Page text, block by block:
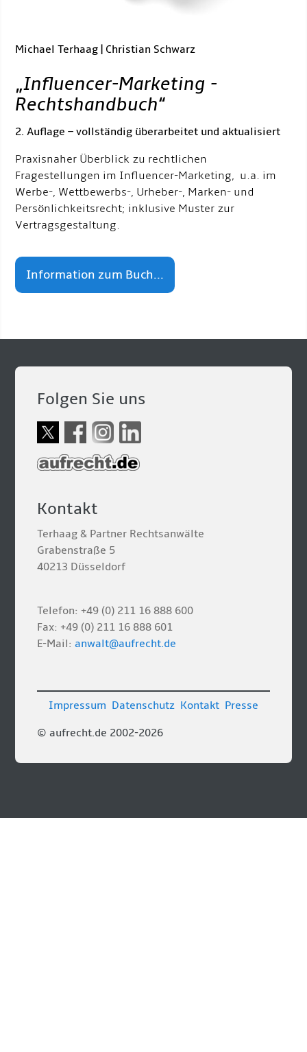
Michael Terhaag | Christian Schwarz
„Influencer-Marketing -
Rechtshandbuch“
2. Auflage – vollständig überarbeitet und aktualisiert
Praxisnaher Überblick zu rechtlichen
Fragestellungen im Influencer-Marketing, u.a. im
Werbe-, Wettbewerbs-, Urheber-, Marken- und
Persönlichkeitsrecht; inklusive Muster zur
Vertragsgestaltung.
Information zum Buch...
Folgen Sie uns
Kontakt
Terhaag & Partner Rechtsanwälte
Grabenstraße 5
40213 Düsseldorf
Telefon: +49 (0) 211 16 888 600
Fax: +49 (0) 211 16 888 601
E-Mail:anwalt@aufrecht.de
© aufrecht.de 2002-2026
Impressum Datenschutz Kontakt Presse